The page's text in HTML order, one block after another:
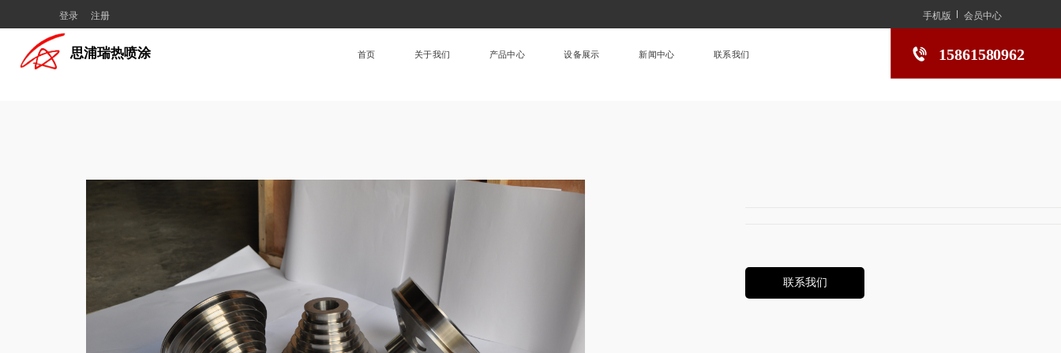
登录 注册 手机版 会员中心
首页 关于我们 产品中心 设备展示 新闻中心 联系我们 15861580962
思浦瑞热喷涂
联系我们